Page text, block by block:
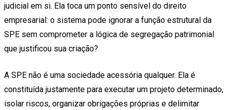
judicial em si. Ela toca um ponto sensível do direito
empresarial: o sistema pode ignorar a função estrutural da
SPE sem comprometer a lógica de segregação patrimonial
que justificou sua criação?
A SPE não é uma sociedade acessória qualquer. Ela é
constituída justamente para executar um projeto determinado,
isolar riscos, organizar obrigações próprias e delimitar